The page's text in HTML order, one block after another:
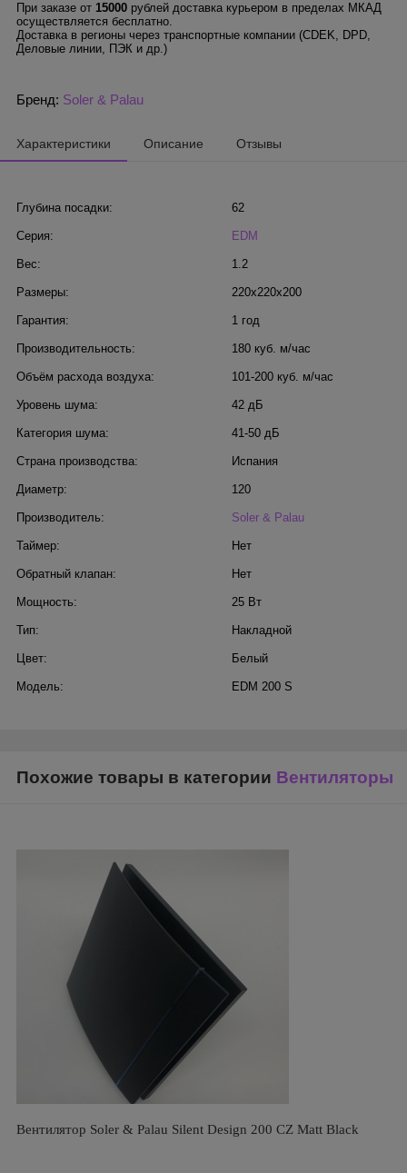
При заказе от 15000 рублей доставка курьером в пределах МКАД
осуществляется бесплатно.
Доставка в регионы через транспортные компании (CDEK, DPD,
Деловые линии, ПЭК и др.)
Бренд: Soler & Palau
Характеристики Описание Отзывы
Глубина посадки: 62
Серия: EDM
Вес: 1.2
Размеры: 220x220x200
Гарантия: 1 год
Производительность: 180 куб. м/час
Объём расхода воздуха: 101-200 куб. м/час
Уровень шума: 42 дБ
Категория шума: 41-50 дБ
Страна производства: Испания
Диаметр: 120
Производитель: Soler & Palau
Таймер: Нет
Обратный клапан: Нет
Мощность: 25 Вт
Тип: Накладной
Цвет: Белый
Модель: EDM 200 S
Похожие товары в категории Вентиляторы
Вентилятор Soler & Palau Silent Design 200 CZ Matt Black